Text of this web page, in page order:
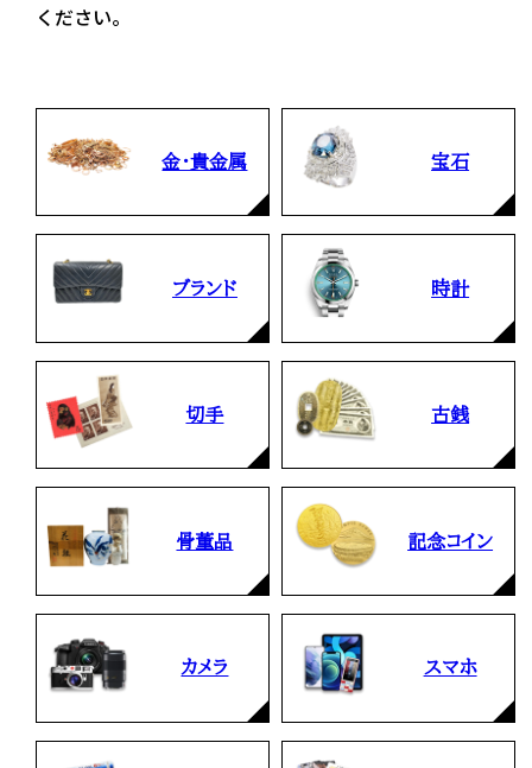
ください。
金・貴金属 宝石
ブランド 時計
切手 古銭
骨董品 記念コイン
カメラ スマホ